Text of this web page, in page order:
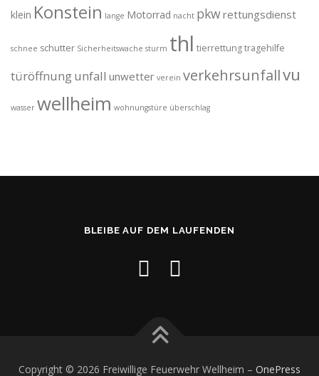
klein Konstein lange Motorrad nacht pkwrettungsdienst
schnee schutter Sicherheitswache sturm thl tierrettungtragehilfe
türöffnungunfall unwetter verein verkehrsunfallvu
wasser wellheim wohnungstüre überschlag
BLEIBE AUF DEM LAUFENDEN
Copyright © 2026 Freiwillige Feuerwehr Wellheim – OnePress